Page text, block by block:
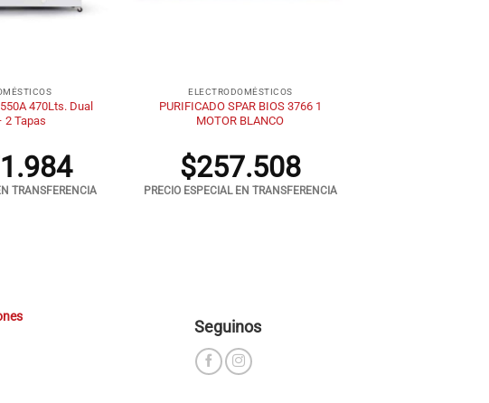
470Lts. Dual
2 Tapas
TRANSFERENCIA
ELECTRODOMÉSTICOS
PURIFICADO SPAR BIOS 3766 1
MOTOR BLANCO
$257.508
PRECIO ESPECIAL EN TRANSFERENCIA
Seguinos